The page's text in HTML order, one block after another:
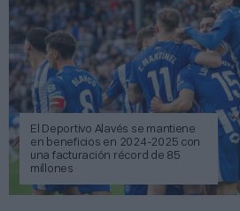
El Deportivo Alavés se mantiene
en beneficios en 2024-2025 con
una facturación récord de 85
millones